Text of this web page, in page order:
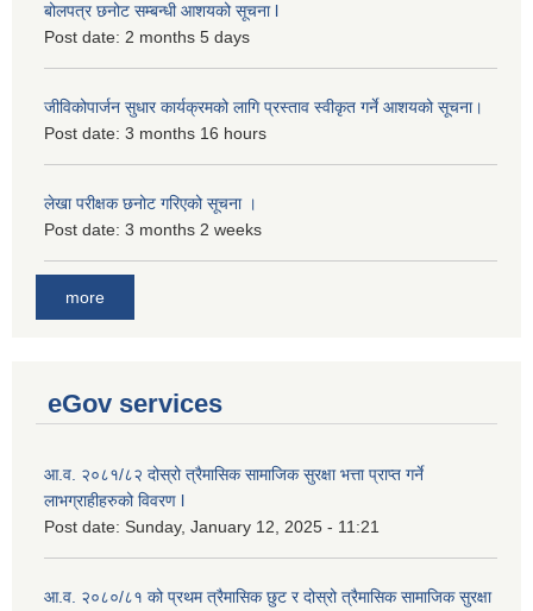
बोलपत्र छनोट सम्बन्धी आशयको सूचना l
Post date: 2 months 5 days
जीविकोपार्जन सुधार कार्यक्रमको लागि प्रस्ताव स्वीकृत गर्ने आशयको सूचना।
Post date: 3 months 16 hours
लेखा परीक्षक छनोट गरिएको सूचना ।
Post date: 3 months 2 weeks
more
eGov services
आ.व. २०८१/८२ दोस्रो त्रैमासिक सामाजिक सुरक्षा भत्ता प्राप्त गर्ने
लाभग्राहीहरुको विवरण l
Post date: Sunday, January 12, 2025 - 11:21
आ.व. २०८०/८१ को प्रथम त्रैमासिक छुट र दोस्रो त्रैमासिक सामाजिक सुरक्षा